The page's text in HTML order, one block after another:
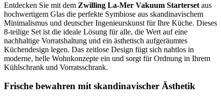
Entdecken Sie mit dem Zwilling La-Mer Vakuum Starterset aus
hochwertigem Glas die perfekte Symbiose aus skandinavischem
Minimalismus und deutscher Ingenieurskunst für Ihre Küche. Dieses
8-teilige Set ist die ideale Lösung für alle, die Wert auf eine
nachhaltige Vorratshaltung und ein ästhetisch aufgeräumtes
Küchendesign legen. Das zeitlose Design fügt sich nahtlos in
moderne, helle Wohnkonzepte ein und sorgt für Ordnung in Ihrem
Kühlschrank und Vorratsschrank.
Frische bewahren mit skandinavischer Ästhetik